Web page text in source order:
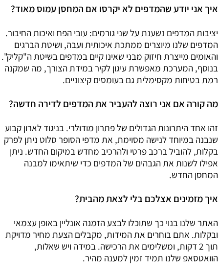
איך אני יודע שהמדפים לא יקרסו אם המחסן עמוס מאוד?
יציבות המדפים נשענת על שני גורמים: עובי הפח ואיכות החיבור.
המדפים שלנו מיוצרים ממתכת איכותית ועבה, ושיטת הברגים
והאומים מייצרת חיזוק מבני שאינו קיים במדפים בשיטת ה"קליק".
בנוסף, המערכת מאפשרת עיגון לקיר במידת הצורך, מה שמקנה
רמת בטיחות מקסימלית גם בעומסים קיצוניים.
מה קורה אם אני רוצה להעביר את המדפים לדירה חדשה?
זהו אחד היתרונות הגדולים של פתרון מודולרי. בניגוד לארון קבוע
שנבנה במיוחד לנישה מסוימת, את מדפי הסופר סלוט ניתן לפרק
בקלות, להוביל ברכב פרטי ולהרכיב מחדש במיקום החדש. ניתן
אפילו לשנות את הגבהים של המדפים כדי שיתאימו למבנה
המחסן החדש.
איך מזמינים אצלכם בלי לצאת מהבית?
האתר שלנו בנוי כך שתוכלו לבצע הזמנה אונליין באופן עצמאי
ובקלות. אתם בוחרים את המידות, מקבלים הצעת מחיר מדויקת
תוך 2 דקות, ומשלימים את הרכישה. במידה ויש שאלות,
הוואטסאפ שלנו תמיד זמין למענה מהיר.